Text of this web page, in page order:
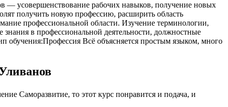
— усовершенствование рабочих навыков, получение новых
получить новую профессию, расширить область
профессиональной области. Изучение терминологии,
в профессиональной деятельности, должностные
обучения:Профессия Всё объясняется простым языком, много
Саморазвитие, то этот курс понравится и подача, и